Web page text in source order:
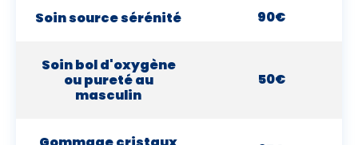
Soin source sérénité 90€
Soin bol d'oxygène
ou pureté au
masculin
50€